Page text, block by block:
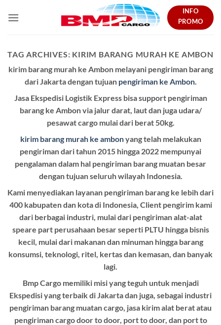
INFO
PROMO
TAG ARCHIVES: KIRIM BARANG MURAH KE AMBON
kirim barang murah ke Ambon melayani pengiriman barang
dari Jakarta dengan tujuan pengiriman ke Ambon.
Jasa Ekspedisi Logistik Express bisa support pengiriman
barang ke Ambon via jalur darat, laut dan juga udara/
pesawat cargo mulai dari berat 50kg.
kirim barang murah ke ambonyang telah melakukan
pengiriman dari tahun 2015 hingga 2022 mempunyai
pengalaman dalam hal pengiriman barang muatan besar
dengan tujuan seluruh wilayah Indonesia.
Kami menyediakan layanan pengiriman barang ke lebih dari
400 kabupaten dan kota di Indonesia, Client pengirim kami
dari berbagai industri, mulai dari pengiriman alat-alat
speare part perusahaan besar seperti PLTU hingga bisnis
kecil, mulai dari makanan dan minuman hingga barang
konsumsi, teknologi, ritel, kertas dan kemasan, dan banyak
lagi.
Bmp Cargo memiliki misi yang teguh untuk menjadi
Ekspedisi yang terbaik di Jakarta dan juga, sebagai industri
pengiriman barang muatan cargo, jasa kirim alat berat atau
pengiriman cargo door to door, port to door, dan port to